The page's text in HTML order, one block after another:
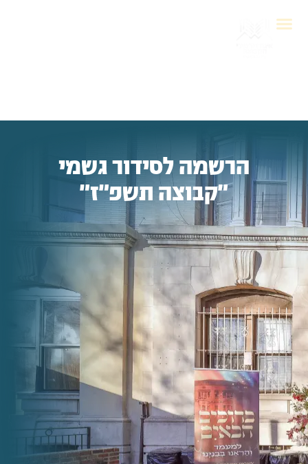
הרשמה לסידור גשמי
"קבוצה תשפ"ז"